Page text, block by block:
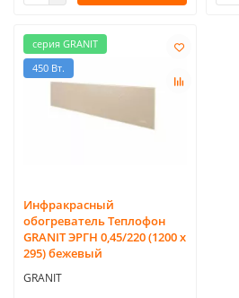
серия GRANIT
450 Вт.
Инфракрасный
обогреватель Теплофон
GRANIT ЭРГН 0,45/220 (1200 х
295) бежевый
GRANIT